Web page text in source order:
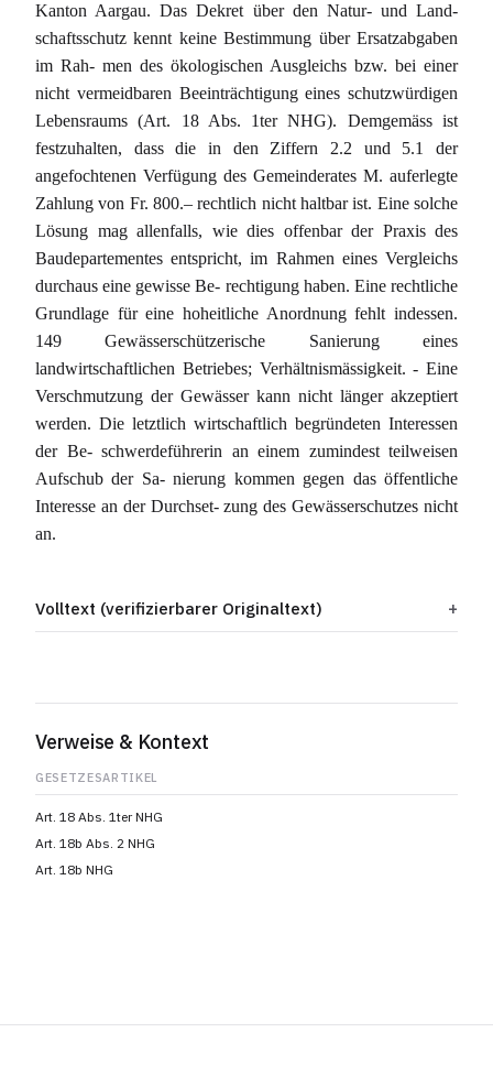
Kanton Aargau. Das Dekret über den Natur- und Land-
schaftsschutz kennt keine Bestimmung über Ersatzabgaben
im Rah- men des ökologischen Ausgleichs bzw. bei einer
nicht vermeidbaren Beeinträchtigung eines schutzwürdigen
Lebensraums (Art. 18 Abs. 1ter NHG). Demgemäss ist
festzuhalten, dass die in den Ziffern 2.2 und 5.1 der
angefochtenen Verfügung des Gemeinderates M. auferlegte
Zahlung von Fr. 800.– rechtlich nicht haltbar ist. Eine solche
Lösung mag allenfalls, wie dies offenbar der Praxis des
Baudepartementes entspricht, im Rahmen eines Vergleichs
durchaus eine gewisse Be- rechtigung haben. Eine rechtliche
Grundlage für eine hoheitliche Anordnung fehlt indessen.
149 Gewässerschützerische Sanierung eines
landwirtschaftlichen Betriebes; Verhältnismässigkeit. - Eine
Verschmutzung der Gewässer kann nicht länger akzeptiert
werden. Die letztlich wirtschaftlich begründeten Interessen
der Be- schwerdeführerin an einem zumindest teilweisen
Aufschub der Sa- nierung kommen gegen das öffentliche
Interesse an der Durchset- zung des Gewässerschutzes nicht
an.
Volltext (verifizierbarer Originaltext)
Verweise & Kontext
GESETZESARTIKEL
Art. 18 Abs. 1ter NHG
Art. 18b Abs. 2 NHG
Art. 18b NHG